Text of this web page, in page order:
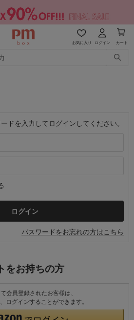
お気に入り ログイン カート
ドを入力してログインしてください。
パスワードをお忘れの方はこちら
をお持ちの方
会員登録されたお客様は、
ログインすることができます。